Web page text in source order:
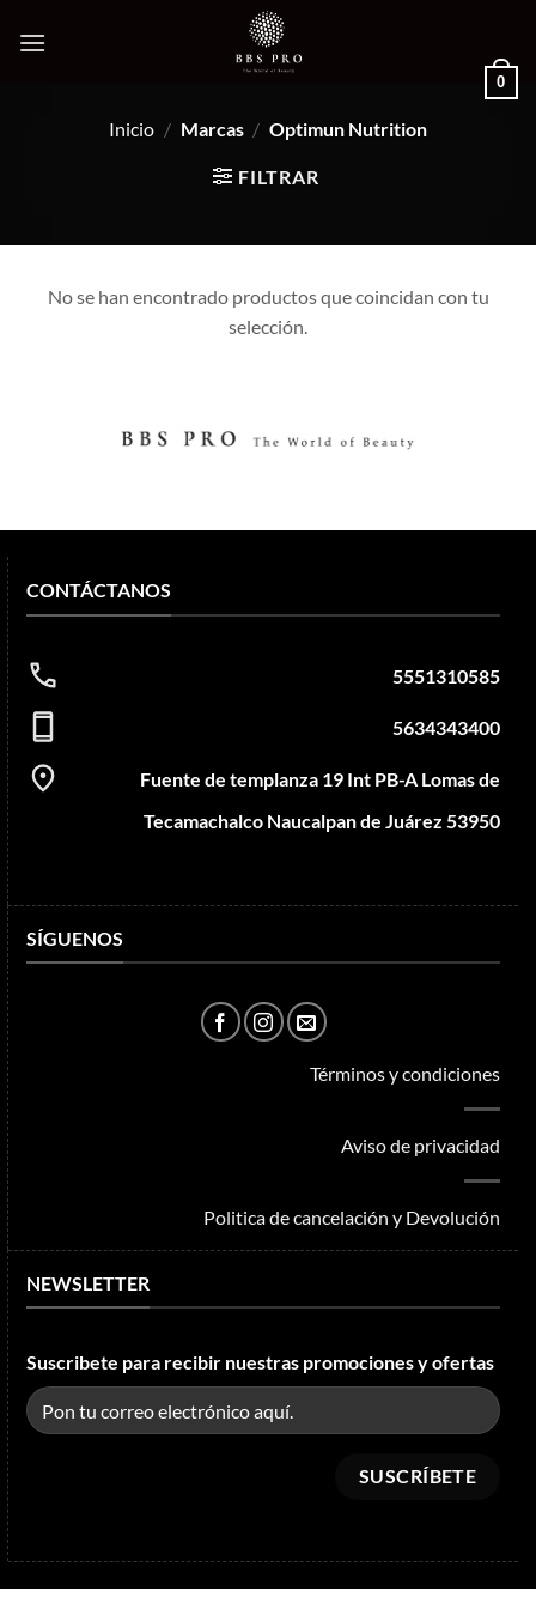
0
Inicio / Marcas / Optimun Nutrition
FILTRAR
No se han encontrado productos que coincidan con tu
selección.
CONTÁCTANOS
5551310585
5634343400
Fuente de templanza 19 Int PB-A Lomas de
Tecamachalco Naucalpan de Juárez 53950
SÍGUENOS
Términos y condiciones
Aviso de privacidad
Politica de cancelación y Devolución
NEWSLETTER
Suscribete para recibir nuestras promociones y ofertas